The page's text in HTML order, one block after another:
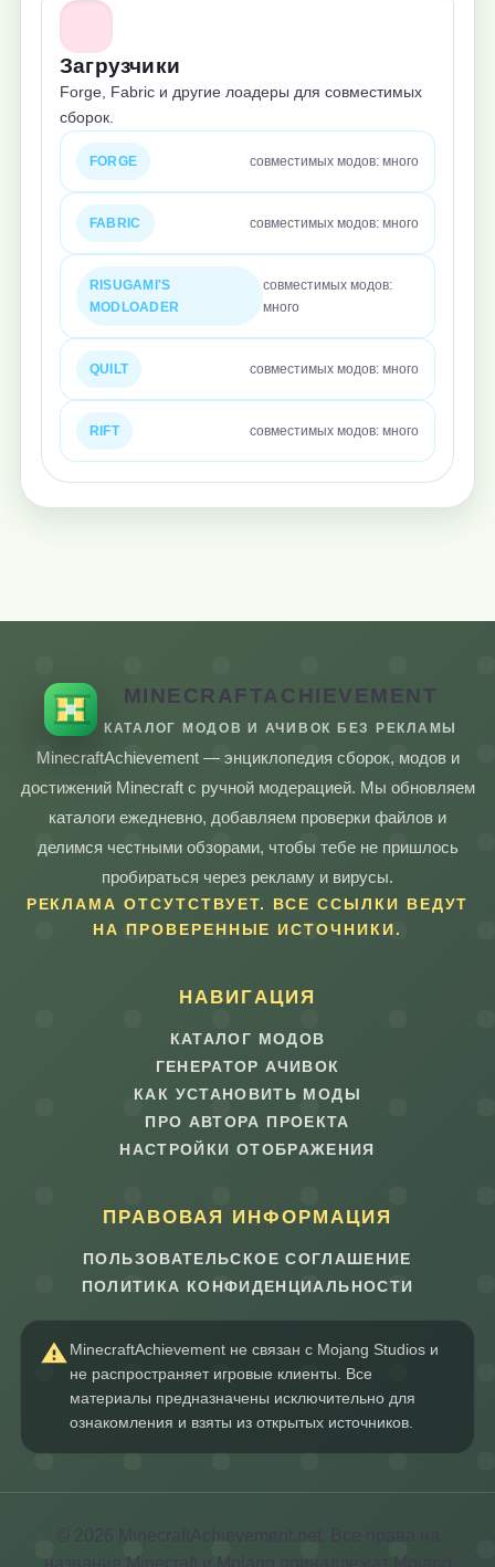
Загрузчики
Forge, Fabric и другие лоадеры для совместимых
сборок.
FORGE совместимых модов: много
FABRIC совместимых модов: много
RISUGAMI'S
MODLOADER
совместимых модов:
много
QUILT совместимых модов: много
RIFT совместимых модов: много
MINECRAFTACHIEVEMENT
КАТАЛОГ МОДОВ И АЧИВОК БЕЗ РЕКЛАМЫ
MinecraftAchievement — энциклопедия сборок, модов и
достижений Minecraft с ручной модерацией. Мы обновляем
каталоги ежедневно, добавляем проверки файлов и
делимся честными обзорами, чтобы тебе не пришлось
пробираться через рекламу и вирусы.
РЕКЛАМА ОТСУТСТВУЕТ. ВСЕ ССЫЛКИ ВЕДУТ
НА ПРОВЕРЕННЫЕ ИСТОЧНИКИ.
НАВИГАЦИЯ
КАТАЛОГ МОДОВ
ГЕНЕРАТОР АЧИВОК
КАК УСТАНОВИТЬ МОДЫ
ПРО АВТОРА ПРОЕКТА
НАСТРОЙКИ ОТОБРАЖЕНИЯ
ПРАВОВАЯ ИНФОРМАЦИЯ
ПОЛЬЗОВАТЕЛЬСКОЕ СОГЛАШЕНИЕ
ПОЛИТИКА КОНФИДЕНЦИАЛЬНОСТИ
MinecraftAchievement не связан с Mojang Studios и
не распространяет игровые клиенты. Все
материалы предназначены исключительно для
ознакомления и взяты из открытых источников.
© 2026 MinecraftAchievement.net. Все права на
названия Minecraft и Mojang принадлежат Mojang